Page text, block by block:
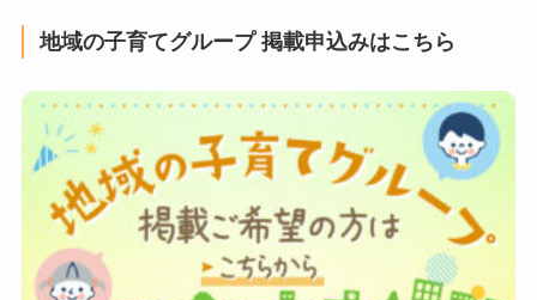
地域の子育てグループ 掲載申込みはこちら